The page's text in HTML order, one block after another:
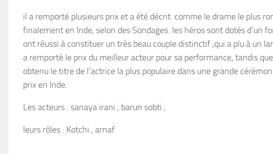
il a remporté plusieurs prix et a été décrit comme le drame le plus
finalement en Inde, selon des Sondages. les héros sont dotés d’un
ont réussi à constituer un très beau couple distinctif ,qui a plu à un
a remporté le prix du meilleur acteur pour sa performance, tandis
obtenu le titre de l’actrice la plus populaire dans une grande
prix en Inde.
Les acteurs : sanaya irani , barun sobti ,
leurs rôles : Kotchi , arnaf